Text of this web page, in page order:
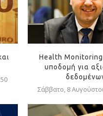
Health
υποδομή για
Σάββατο, 8